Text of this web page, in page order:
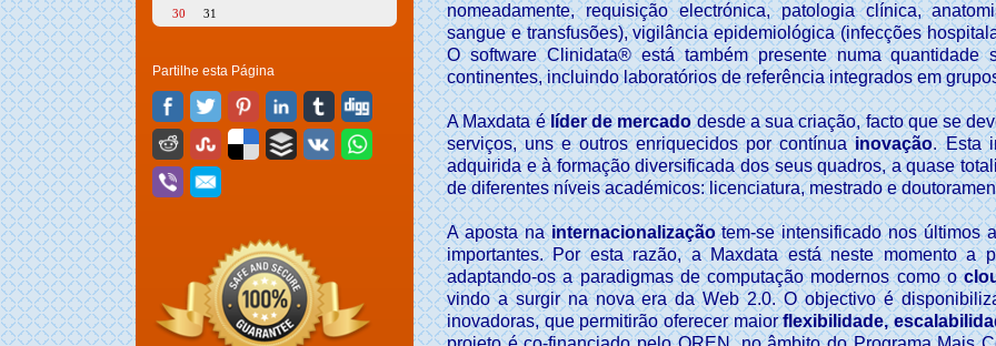
30
31
Partilhe esta Página
nomeadamente, requisição electrónica, patologia clínica,
sangue e transfusões), vigilância epidemiológica (infecções
O software Clinidata® está também presente numa quantidade
continentes, incluindo laboratórios de referência integrados em
A Maxdata é líder de mercadodesde a sua criação, facto que se
serviços, uns e outros enriquecidos por contínuainovação. Esta
adquirida e à formação diversificada dos seus quadros, a quase
de diferentes níveis académicos: licenciatura, mestrado e
A aposta nainternacionalizaçãotem-se intensificado nos últimos
importantes. Por esta razão, a Maxdata está neste momento a
adaptando-os a paradigmas de computação modernos como o
vindo a surgir na nova era da Web 2.0. O objectivo é
inovadoras, que permitirão oferecer maiorflexibilidade,